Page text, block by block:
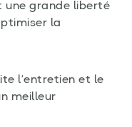
une grande liberté
la
l’entretien et le
meilleur